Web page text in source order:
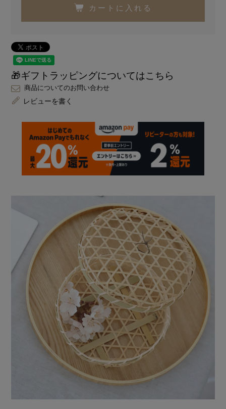
カートに入れる
🎁ギフトラッピングについてはこちら
商品についてのお問い合わせ
レビューを書く